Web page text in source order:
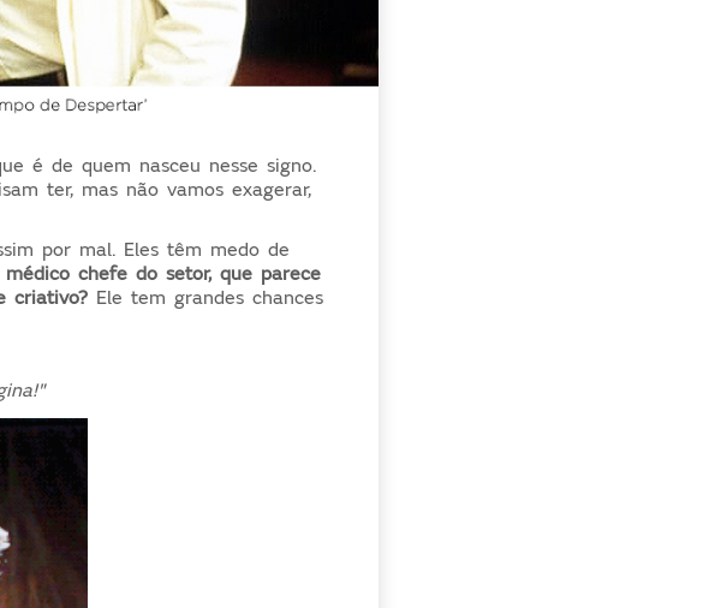
é de quem nasceu nesse signo.
ter, mas não vamos exagerar,
por mal. Eles têm medo de
médico chefe do setor, que parece
criativo? Ele tem grandes chances